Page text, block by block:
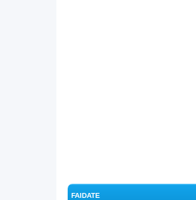
FAIDATE